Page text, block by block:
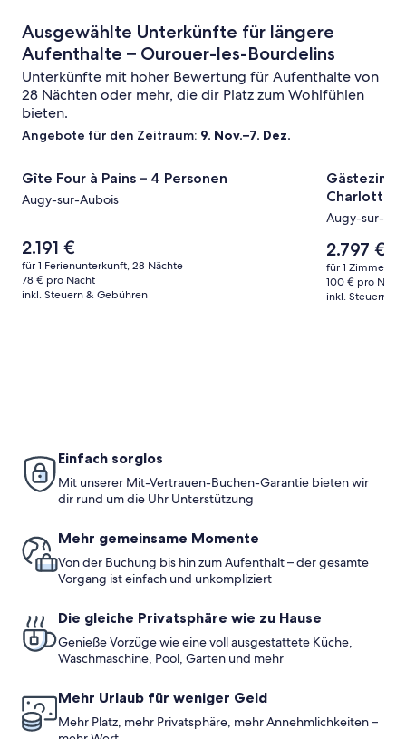
Ausgewählte Unterkünfte für längere
Aufenthalte – Ourouer-les-Bourdelins
Unterkünfte mit hoher Bewertung für Aufenthalte von
28 Nächten oder mehr, die dir Platz zum Wohlfühlen
bieten.
Angebote für den Zeitraum: 9. Nov.–7. Dez.
für
Gîte
à
Pains
–
Gîte Four à Pains – 4 Personen
Augy-sur-Aubois
Der
Preis
beträgt
2.191 €.
2.191 €
für 1 Ferienunterkunft, 28 Nächte
78 € pro Nacht
inkl. Steuern & Gebühren
für
„Le
Four
à
Pains
Charlotte“
Augy-sur-
Der
Preis
beträgt
2.797 €.
2.797 €
für 1 Zimmer,
100 € pro Nacht
inkl. Steuern &
Einfach sorglos
Mit unserer Mit-Vertrauen-Buchen-Garantie bieten wir
dir rund um die Uhr Unterstützung
Mehr gemeinsame Momente
Von der Buchung bis hin zum Aufenthalt – der gesamte
Vorgang ist einfach und unkompliziert
Die gleiche Privatsphäre wie zu Hause
Genieße Vorzüge wie eine voll ausgestattete Küche,
Waschmaschine, Pool, Garten und mehr
Mehr Urlaub für weniger Geld
Mehr Platz, mehr Privatsphäre, mehr Annehmlichkeiten –